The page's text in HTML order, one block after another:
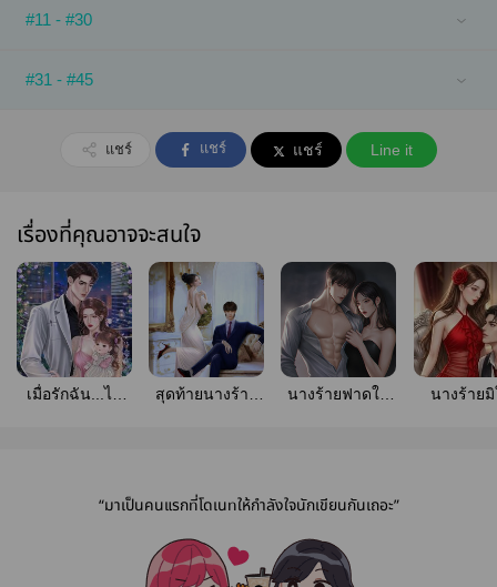
#11 - #30
#31 - #45
แชร์ แชร์ แชร์ Line it
เรื่องที่คุณอาจจะสนใจ
เมื่อรักฉัน...ไม่
สุดท้ายนางร้าย
นางร้ายฟาดใบ
นางร้าย
“มาเป็นคนแรกที่โดเนทให้กำลังใจนักเขียนกันเถอะ”